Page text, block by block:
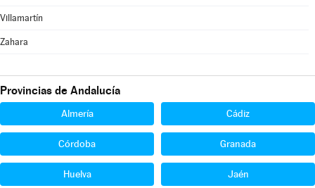
Villamartín
Zahara
Provincias de Andalucía
Almería Cádiz
Córdoba Granada
Huelva Jaén